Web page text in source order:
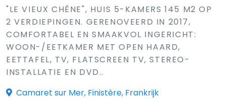
"LE VIEUX CHÊNE", HUIS 5-KAMERS 145 M2 OP
2 VERDIEPINGEN. GERENOVEERD IN 2017,
COMFORTABEL EN SMAAKVOL INGERICHT:
WOON-/EETKAMER MET OPEN HAARD,
EETTAFEL, TV, FLATSCREEN TV, STEREO-
INSTALLATIE EN DVD..
Camaret sur Mer, Finistère, Frankrijk